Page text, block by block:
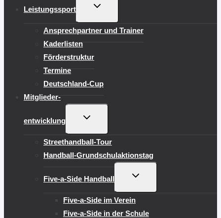
Leistungssport
UNTERMENÜ
Ansprechpartner und Trainer
Kaderlisten
Förderstruktur
Termine
Deutschland-Cup
Mitglieder-
entwicklung
UNTERMENÜ
Streethandball-Tour
Handball-Grundschulaktionstag
Five-a-Side Handball
UNTERMENÜ
Five-a-Side im Verein
Five-a-Side in der Schule